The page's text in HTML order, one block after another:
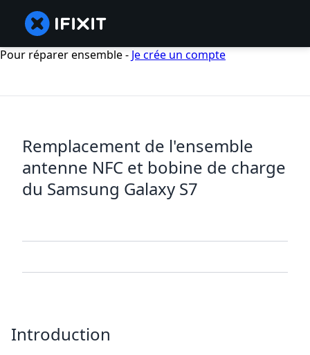
Pour réparer ensemble - Je crée un compte
Remplacement de l'ensemble
antenne NFC et bobine de charge
du Samsung Galaxy S7
Introduction